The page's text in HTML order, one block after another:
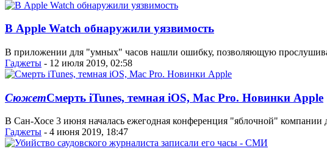
В Apple Watch обнаружили уязвимость
В приложении для "умных" часов нашли ошибку, позволяющую
Гаджеты - 12 июля 2019, 02:58
СюжетСмерть iTunes, темная iOS, Mac Pro. Новинки Apple
В Сан-Хосе 3 июня началась ежегодная конференция "яблочной"
Гаджеты - 4 июня 2019, 18:47